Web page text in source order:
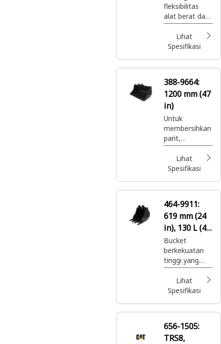
Ton
fleksibilitas
alat berat dan
memperbaiki
produksi
keseluruhan.
Lihat
Spesifikasi
388-9664:
1200 mm (47
in)
Untuk
membersihkan
parit,
membuat
lereng,
membuat
dan pekerjaan
Lihat
Spesifikasi
464-9911:
619 mm (24
in), 130 L (4,6
ft3), Pin On,
45 mm (1,8
in)
Bucket
berkekuatan
tinggi yang
didesain untuk
menghasilkan
kinerja dan
dalam
aplikasi.
Lihat
Spesifikasi
656-1505:
TRS8,